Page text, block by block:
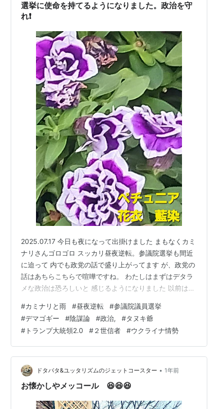
選挙に使命を持てるようになりました。政治を守
れ❗
2025.07.17 今日も夜になって出掛けました まもなくカミ
ナリさんゴロゴロ スッカリ昼夜逆転。参議院選挙も間近
に迫って 内でも政党の話で盛り上がってます が、政党の
話はあちらこちらで喧嘩ですね。 わたしはまずはデタラ
メな政治は恐ろしいと 感じるようになりました 以前はタ
心なかったんですが だから公約不履行でも何でもいいけ
ど、 情報の処理能力に難がある人、 つまり手に入れた情
報が事実かどうか検証できない、 鵜呑みにする人、 更に
手にした情報を正しく発信出来なくて ズレた発信をする
人、 思考力の乏しさを自覚できない人など。 例えば右か
左か…
#カミナリと雨 #昼夜逆転 #参議院議員選挙
#デマゴギー #陰謀論 #政治, #タヌキ爺
# トランプ大統領2.0 #２世信者 #ウクライナ情勢
ドタバタ&ユッタリズムのジェットコースター • 1年前
お懐かしやメッコール 😆😆😆